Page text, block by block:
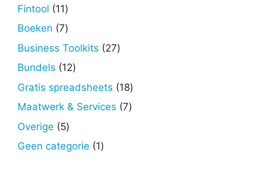
Fintool 1111
producten
Boeken 77
producten
Business Toolkits 2727
Bundels 1212
producten
Gratis spreadsheets 1818
producten
Maatwerk & Services 77
Overige 55
producten
Geen categorie 11